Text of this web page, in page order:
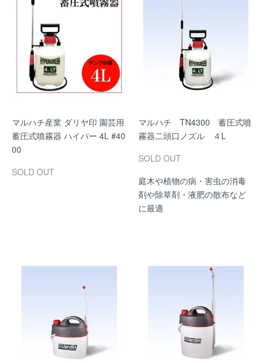
マルハチ産業 ダリヤ印 園芸用
蓄圧式噴霧器 ハイパー 4L #40
00
SOLD OUT
マルハチ TN4300 蓄圧式噴
霧器二頭口ノズル ４L
SOLD OUT
庭木や植物の病・害虫の消毒
剤や除草剤・液肥の散布など
に最適